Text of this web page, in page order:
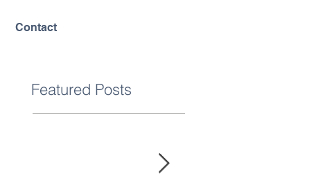
Contact
Featured Posts